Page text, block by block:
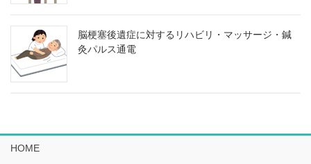
脳梗塞後遺症に対するリハビリ・マッサージ・鍼
灸パルス通電
HOME